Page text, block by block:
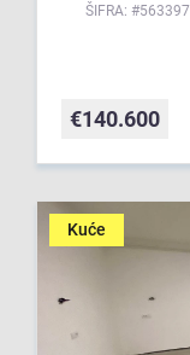
ŠIFRA: #563397
€140.600
Kuće